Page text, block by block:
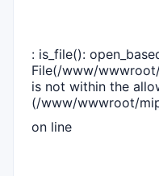
: is_file():
File(/www/
is not within the
(/www/wwwroot/
on line